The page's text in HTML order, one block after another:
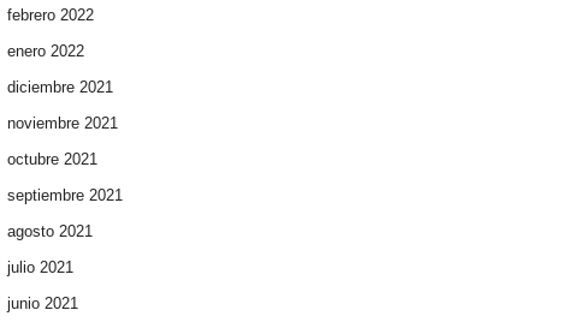
febrero 2022
enero 2022
diciembre 2021
noviembre 2021
octubre 2021
septiembre 2021
agosto 2021
julio 2021
junio 2021